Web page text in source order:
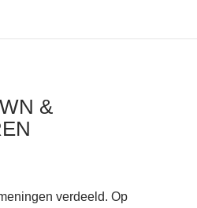
&
verdeeld. Op